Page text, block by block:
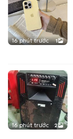
16 phút trước 1
16 phút trước 2